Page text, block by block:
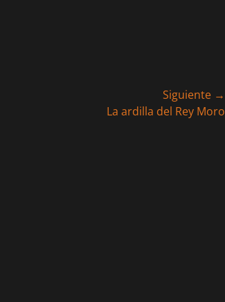
Siguiente →
La ardilla del Rey Moro